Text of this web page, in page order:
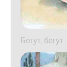
Бегут,